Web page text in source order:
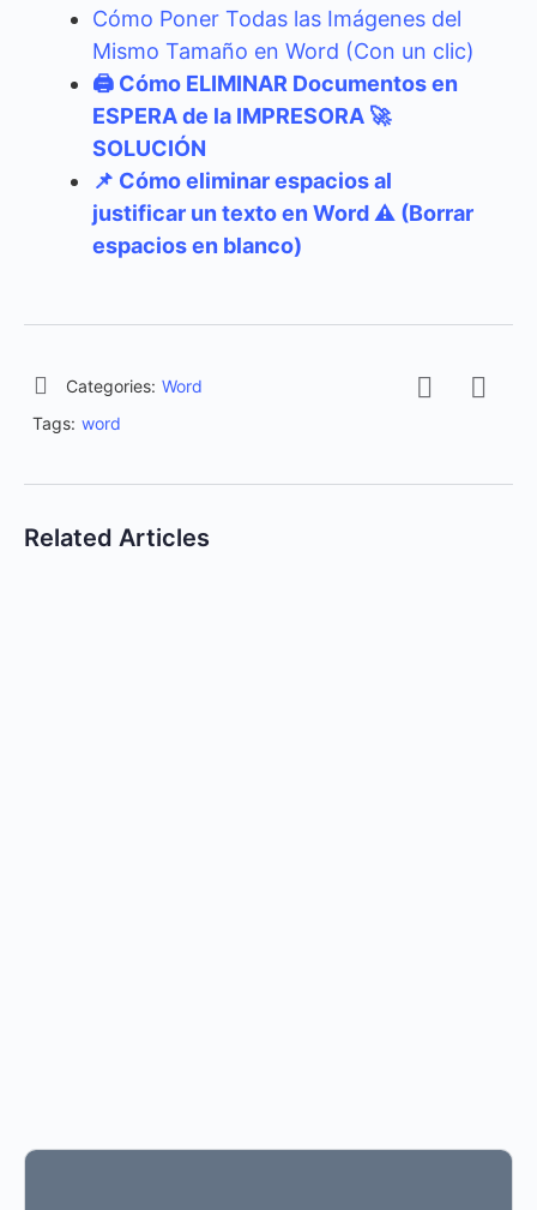
Cómo Poner Todas las Imágenes del
Mismo Tamaño en Word (Con un clic)
🖨️ Cómo ELIMINAR Documentos en
ESPERA de la IMPRESORA 🚀
SOLUCIÓN
📌 Cómo eliminar espacios al
justificar un texto en Word ⚠️ (Borrar
espacios en blanco)
Categories: Word
Tags: word
Related Articles